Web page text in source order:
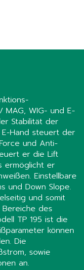
MAG, WIG- und E-
Stabilität der
Hand steuert der
und Anti-
er die Lift
ermöglicht er
Einstellbare
und Down Slope.
und somit
des
TP 195 ist die
können
Die
sowie
an.